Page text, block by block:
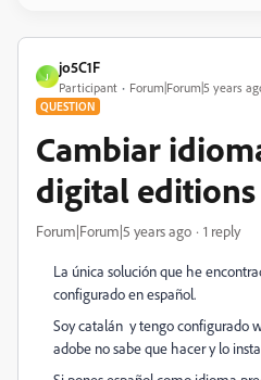
J
jo5C1F
Participant Forum|Forum|5 years
QUESTION
Cambiar
digital
Forum|Forum|5 years ago 1 reply
La única solución que he
configurado en español.
Soy catalán y tengo configurado
adobe no sabe que hacer y lo